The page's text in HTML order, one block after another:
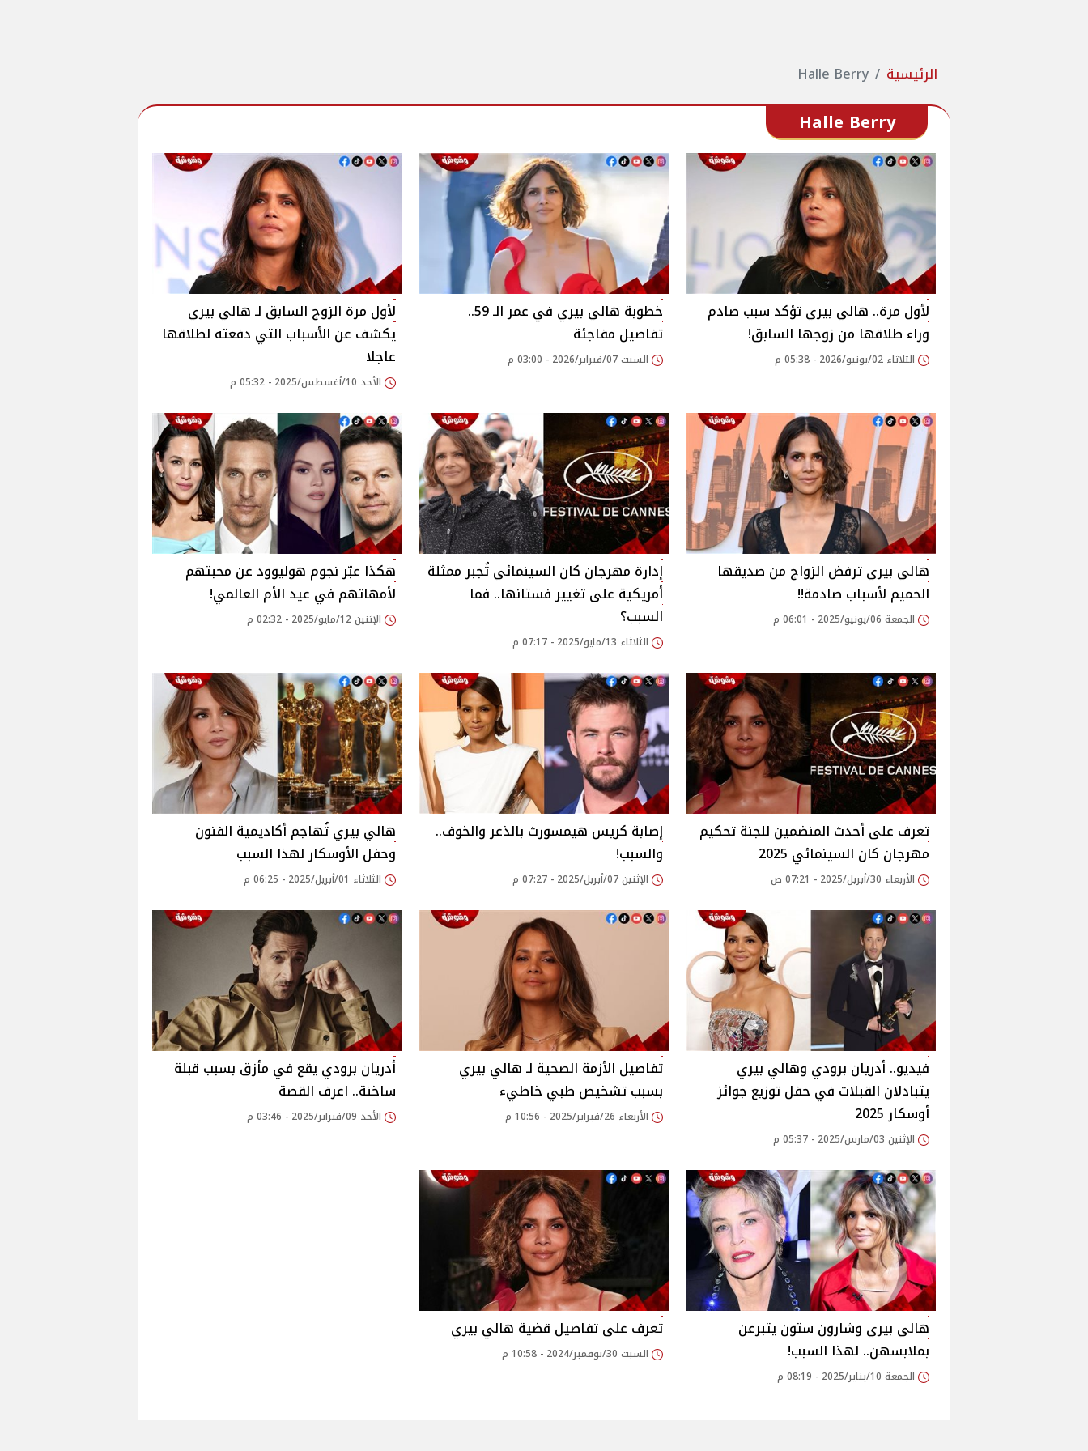
الرئيسية Halle Berry
Halle Berry
لأول مرة.. هالي بيري تؤكد سبب صادم
وراء طلاقها من زوجها السابق!
الثلاثاء 02/يونيو/2026 - 05:38 م
خطوبة هالي بيري في عمر الـ 59..
تفاصيل مفاجئة
السبت 07/فبراير/2026 - 03:00 م
لأول مرة الزوج السابق لـ هالي بيري
يكشف عن الأسباب التي دفعته لطلاقها
عاجلا
الأحد 10/أغسطس/2025 - 05:32 م
هالي بيري ترفض الزواج من صديقها
الحميم لأسباب صادمة!!
الجمعة 06/يونيو/2025 - 06:01 م
إدارة مهرجان كان السينمائي تُجبر ممثلة
أمريكية على تغيير فستانها.. فما
السبب؟
الثلاثاء 13/مايو/2025 - 07:17 م
هكذا عبّر نجوم هوليوود عن محبتهم
لأمهاتهم في عيد الأم العالمي!
الإثنين 12/مايو/2025 - 02:32 م
تعرف على أحدث المنضمين للجنة تحكيم
مهرجان كان السينمائي 2025
الأربعاء 30/أبريل/2025 - 07:21 ص
إصابة كريس هيمسورث بالذعر والخوف..
والسبب!
الإثنين 07/أبريل/2025 - 07:27 م
هالي بيري تُهاجم أكاديمية الفنون
وحفل الأوسكار لهذا السبب
الثلاثاء 01/أبريل/2025 - 06:25 م
فيديو.. أدريان برودي وهالي بيري
يتبادلان القبلات في حفل توزيع جوائز
أوسكار 2025
الإثنين 03/مارس/2025 - 05:37 م
تفاصيل الأزمة الصحية لـ هالي بيري
بسبب تشخيص طبي خاطيء
الأربعاء 26/فبراير/2025 - 10:56 م
أدريان برودي يقع في مأزق بسبب قبلة
ساخنة.. اعرف القصة
الأحد 09/فبراير/2025 - 03:46 م
هالي بيري وشارون ستون يتبرعن
بملابسهن.. لهذا السبب!
الجمعة 10/يناير/2025 - 08:19 م
تعرف على تفاصيل قضية هالي بيري
السبت 30/نوفمبر/2024 - 10:58 م